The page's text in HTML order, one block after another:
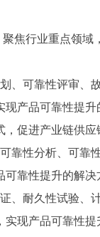
焦行业重点领域
、可靠性评审、
产品可靠性提
促进产业链供
靠性分析、可靠
可靠性提升的解决
、耐久性试验、
现产品可靠性